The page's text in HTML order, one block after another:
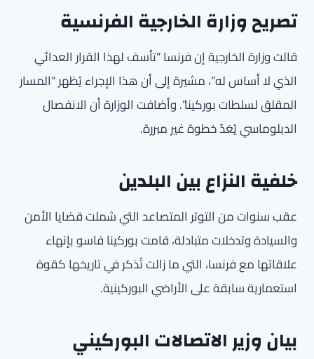
تصريح وزارة الخارجية الفرنسية
قالت وزارة الخارجية إن فرنسا “تأسف لهذا القرار العدائي
الذي لا أساس له”، مشيرة إلى أن هذا الإجراء يُظهر “المسار
المقلق لسلطات بوركينا”. وأضافت الوزارة أن الانفصال
الدبلوماسي يُعَدّ خطوة غير مبررة.
خلفية النزاع بين البلدين
عقب سنوات من التوتر المتصاعد التي شملت قضايا الأمن
والسيادة وتدخلات متبادلة، قامت بوركينا فاسو بإنهاء
علاقاتها مع فرنسا، التي ما زالت تُذكر في تاريخها كقوة
استعمارية سابقة على الأراضي البوركينية.
بيان وزير الاتصالات البوركيني